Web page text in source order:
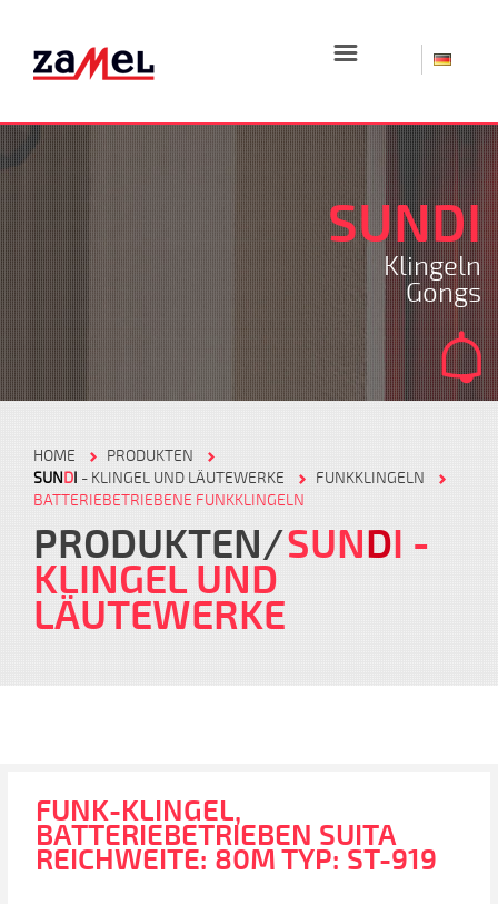
☰
SUNDI
Klingeln
Gongs
HOME
PRODUKTEN
SUNDI - KLINGEL UND LÄUTEWERKE
FUNKKLINGELN
BATTERIEBETRIEBENE FUNKKLINGELN
PRODUKTEN SUNDI -
KLINGEL UND
LÄUTEWERKE
FUNK-KLINGEL,
BATTERIEBETRIEBEN SUITA
REICHWEITE: 80M TYP: ST-919